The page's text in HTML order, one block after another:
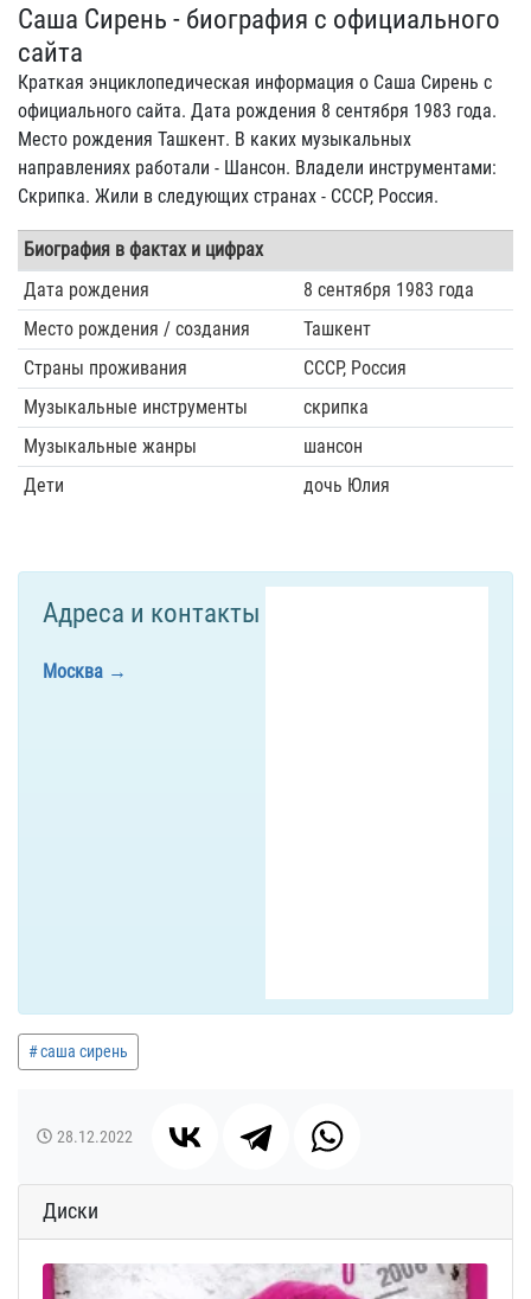
Саша Сирень - биография с официального
сайта
Краткая энциклопедическая информация о Саша Сирень с
официального сайта. Дата рождения 8 сентября 1983 года.
Место рождения Ташкент. В каких музыкальных
направлениях работали - Шансон. Владели инструментами:
Скрипка. Жили в следующих странах - СССР, Россия.
Биография в фактах и цифрах
Дата рождения
8 сентября 1983 года
Место рождения / создания
Ташкент
Страны проживания
СССР, Россия
Музыкальные инструменты
скрипка
Музыкальные жанры
шансон
Дети
дочь Юлия
Адреса и контакты
Москва
саша сирень
28.12.2022
Диски